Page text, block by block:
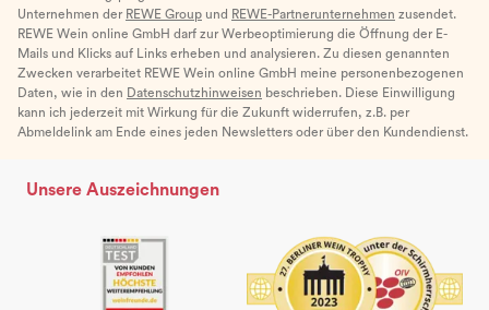
Unternehmen der REWE Group und REWE-Partnerunternehmen zusendet.
REWE Wein online GmbH darf zur Werbeoptimierung die Öffnung der E-
Mails und Klicks auf Links erheben und analysieren. Zu diesen genannten
Zwecken verarbeitet REWE Wein online GmbH meine personenbezogenen
Daten, wie in den Datenschutzhinweisen beschrieben. Diese Einwilligung
kann ich jederzeit mit Wirkung für die Zukunft widerrufen, z.B. per
Abmeldelink am Ende eines jeden Newsletters oder über den Kundendienst.
Unsere Auszeichnungen